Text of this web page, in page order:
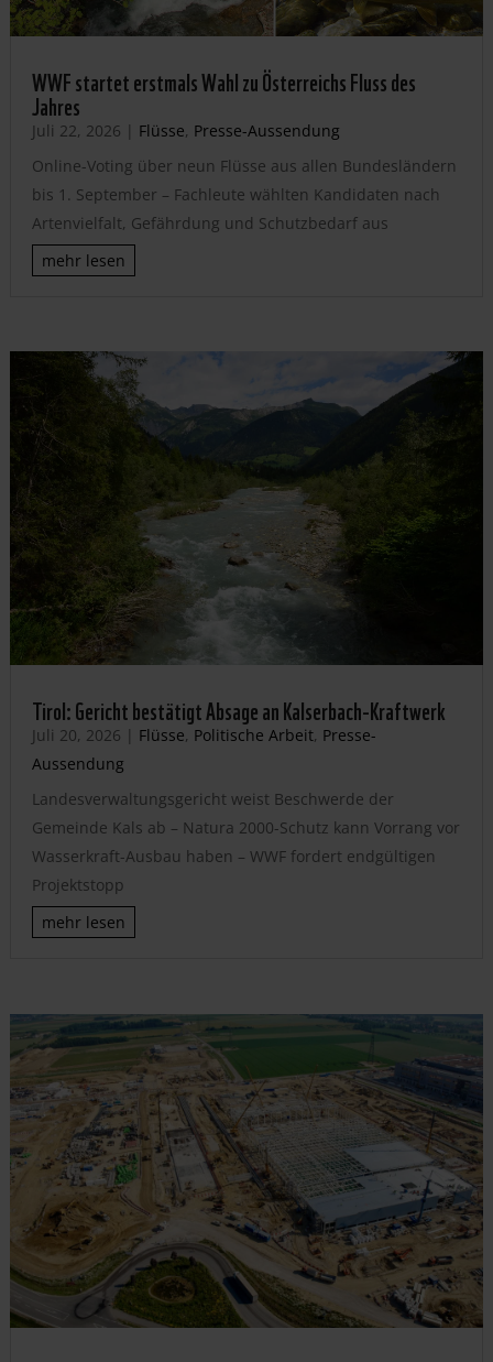
WWF startet erstmals Wahl zu Österreichs Fluss des
Jahres
Juli 22, 2026 | Flüsse, Presse-Aussendung
Online-Voting über neun Flüsse aus allen Bundesländern
bis 1. September – Fachleute wählten Kandidaten nach
Artenvielfalt, Gefährdung und Schutzbedarf aus
mehr lesen
Tirol: Gericht bestätigt Absage an Kalserbach-Kraftwerk
Juli 20, 2026 | Flüsse, Politische Arbeit, Presse-
Aussendung
Landesverwaltungsgericht weist Beschwerde der
Gemeinde Kals ab – Natura 2000-Schutz kann Vorrang vor
Wasserkraft-Ausbau haben – WWF fordert endgültigen
Projektstopp
mehr lesen